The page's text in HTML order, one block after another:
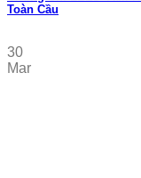
Toàn Cầu
30
Mar